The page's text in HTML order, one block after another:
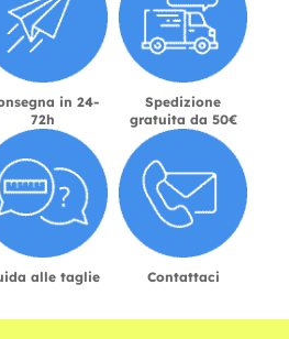
in 24-
72h
Spedizione
gratuita da 50€
alle taglie Contattaci